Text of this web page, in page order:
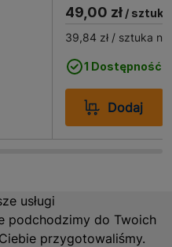
szerokie
Może być używana
łazienkach czy
i neutralnej kolorystyce,
się z różnymi stylami
po industrialny.
osób ceniących sobie
49,00 zł/
39,84 zł/ sztuka
1 Dostępność
Dodaj
usługi
podchodzimy do Twoich
przygotowaliśmy.